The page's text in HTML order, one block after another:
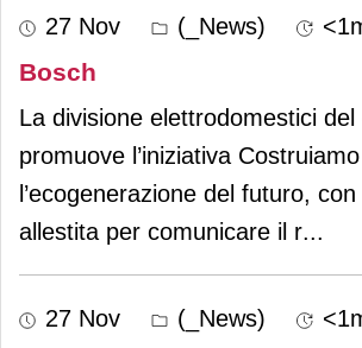
27 Nov (_News)
Bosch
La divisione elettrodomestici del
promuove l’iniziativa Costruiamo
l’ecogenerazione del futuro,
allestita per comunicare il r...
27 Nov (_News)